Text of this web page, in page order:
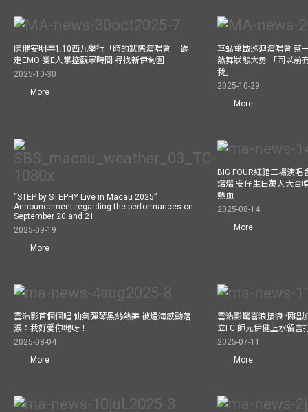
陳健安明年1.10西九舉行「時的狀態演唱會」 踢
走EMO 變E人掌控觀眾時間 尋找新伊甸園
2025-10-30
More
草蜢重啟巡迴演唱會 蔡
熱舞狀態大勇 「同以前
我」
2025-10-29
More
“STEP by STEPHY Live in Macau 2025”
Announcement regarding the performances on
September 20 and 21
2025-09-19
More
BIG FOUR紅館三場演
熠熠 安仔生日萬人大合
熱血
2025-08-14
More
雲浩影首個個唱 仙氣彈琴黑絲熱舞 被燈海感動落
淚：我好愛你哋呀！
2025-08-04
More
雲浩影驚喜浪接浪 個唱
立FC 師兄伊健上水留言
2025-07-11
More